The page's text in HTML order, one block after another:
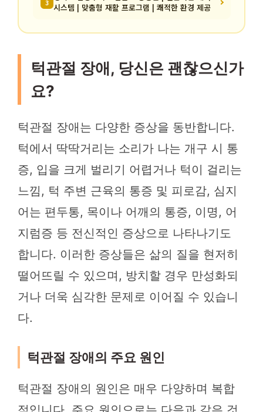
3 시스템 | 맞춤형 재활 프로그램 | 쾌적한 환경 제공
턱관절 장애, 당신은 괜찮으신가
요?
턱관절 장애는 다양한 증상을 동반합니다.
턱에서 딱딱거리는 소리가 나는 개구 시 통
증, 입을 크게 벌리기 어렵거나 턱이 걸리는
느낌, 턱 주변 근육의 통증 및 피로감, 심지
어는 편두통, 목이나 어깨의 통증, 이명, 어
지럼증 등 전신적인 증상으로 나타나기도
합니다. 이러한 증상들은 삶의 질을 현저히
떨어뜨릴 수 있으며, 방치할 경우 만성화되
거나 더욱 심각한 문제로 이어질 수 있습니
다.
턱관절 장애의 주요 원인
턱관절 장애의 원인은 매우 다양하며 복합